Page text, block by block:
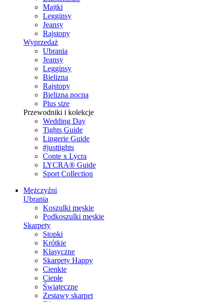
Majtki
Legginsy
Jeansy
Rajstopy
Wyprzedaż
Ubrania
Jeansy
Legginsy
Bielizna
Rajstopy
Bielizna nocna
Plus size
Przewodniki i kolekcje
Wedding Day
Tights Guide
Lingerie Guide
#justtights
Conte x Lycra
LYCRA® Guide
Sport Сollection
Mężczyźni
Ubrania
Koszulki męskie
Podkoszulki męskie
Skarpety
Stopki
Krótkie
Klasyczne
Skarpety Happy
Cienkie
Ciepłe
Świąteczne
Zestawy skarpet